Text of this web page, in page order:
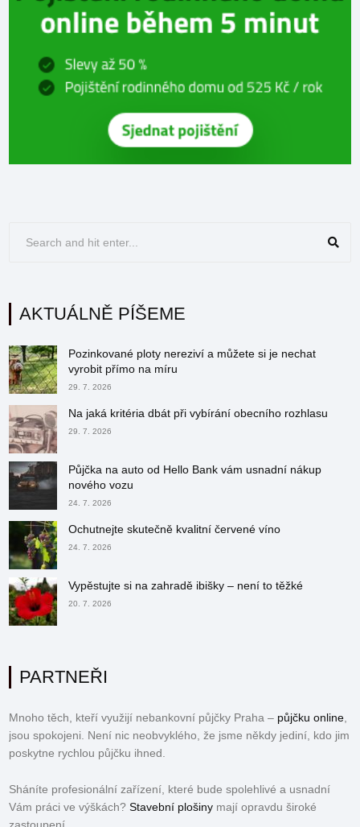
AKTUÁLNĚ PÍŠEME
Pozinkované ploty nereziví a můžete si je nechat
vyrobit přímo na míru
29. 7. 2026
Na jaká kritéria dbát při vybírání obecního rozhlasu
29. 7. 2026
Půjčka na auto od Hello Bank vám usnadní nákup
nového vozu
24. 7. 2026
Ochutnejte skutečně kvalitní červené víno
24. 7. 2026
Vypěstujte si na zahradě ibišky – není to těžké
20. 7. 2026
PARTNEŘI
Mnoho těch, kteří využijí nebankovní půjčky Praha – půjčku online
jsou spokojeni. Není nic neobvyklého, že jsme někdy jediní, kdo jim
poskytne rychlou půjčku ihned.
Sháníte profesionální zařízení, které bude spolehlivé a usnadní
Vám práci ve výškách?Stavební plošiny mají opravdu široké
zastoupení,